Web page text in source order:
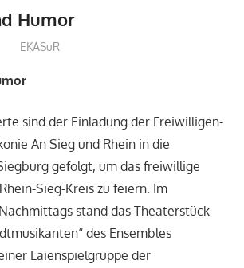
Humor
treffpunkt
EKASuR
sind der Einladung der Freiwilligen-
An Sieg und Rhein in die
gefolgt, um das freiwillige
Sieg-Kreis zu feiern. Im
stand das Theaterstück
des Ensembles
Laienspielgruppe der